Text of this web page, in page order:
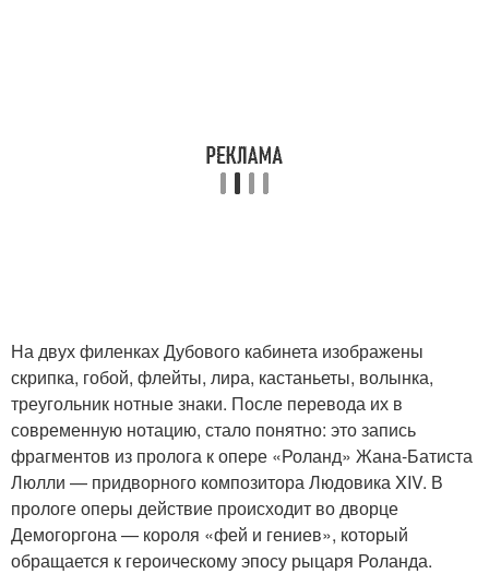
На двух филенках Дубового кабинета изображены
скрипка, гобой, флейты, лира, кастаньеты, волынка,
треугольник нотные знаки. После перевода их в
современную нотацию, стало понятно: это запись
фрагментов из пролога к опере «Роланд» Жана-Батиста
Люлли — придворного композитора Людовика XIV. В
прологе оперы действие происходит во дворце
Демогоргона — короля «фей и гениев», который
обращается к героическому эпосу рыцаря Роланда.